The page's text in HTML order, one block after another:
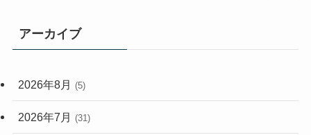
(33)
(248)
アーカイブ
2026年8月 (5)
2026年7月 (31)